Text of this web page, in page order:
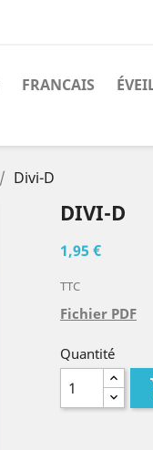
FRANCAIS
Divi-D
DIVI-D
1,95 €
TTC
Fichier PDF
Quantité